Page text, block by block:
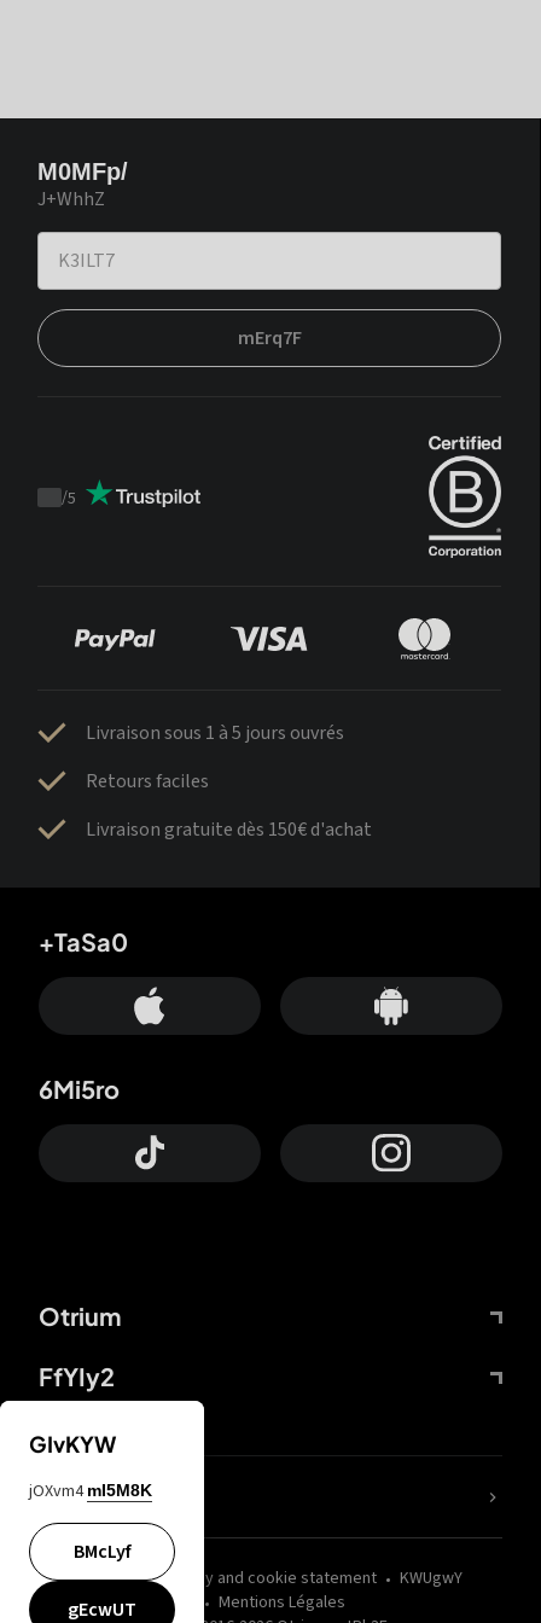
M0MFp/
J+WhhZ
mErq7F
Trustpilot
/5
Livraison sous 1 à 5 jours ouvrés
Retours faciles
Livraison gratuite dès 150€ d'achat
Otrium
FfYIy2
+TaSa0
6Mi5ro
wZQPfd Privacy and cookie statement
KWUgwY
Mentions Légales
nLC6tu
GIvKYW
jOXvm4 mI5M8K
BMcLyf
gEcwUT